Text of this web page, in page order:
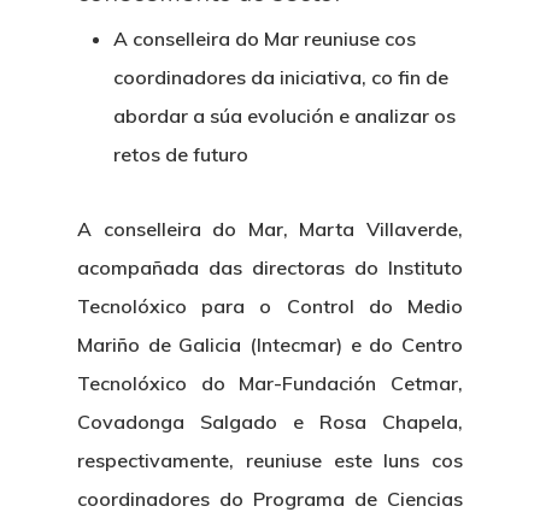
A conselleira do Mar reuniuse cos
coordinadores da iniciativa, co fin de
abordar a súa evolución e analizar os
retos de futuro
A conselleira do Mar, Marta Villaverde,
acompañada das directoras do Instituto
Tecnolóxico para o Control do Medio
Mariño de Galicia (Intecmar) e do Centro
Tecnolóxico do Mar-Fundación Cetmar,
Covadonga Salgado e Rosa Chapela,
respectivamente, reuniuse este luns cos
coordinadores do Programa de Ciencias